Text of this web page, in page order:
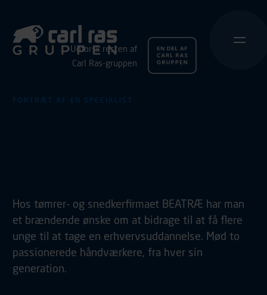
Udforsk resten af
Carl Ras-gruppen
PORTRÆT AF EN SPECIALIST
Hos tømrer- og snedkerfirmaet BEATRÆ har man
et brændende ønske om at bidrage til at få flere
unge til at tage en erhvervsuddannelse. Mød to
passionerede håndværkere, fra hver sin
generation.